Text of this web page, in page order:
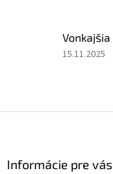
5
hviezdičiek.
Hodnotenie
15.11.2025
Informácie pre vás